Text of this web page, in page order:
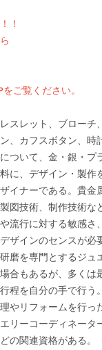
！
ご覧ください。
スレット、ブローチ、
、カフスボタン、時
ついて、金・銀・プ
に、デザイン・製作
イナーである。貴金
図技術、制作技術な
流行に対する敏感さ、
ザインのセンスが必
磨を専門とするジュ
合もあるが、多くは
程を自分の手で行う。
やリフォームを行っ
リーコーディネータ
の関連資格がある。